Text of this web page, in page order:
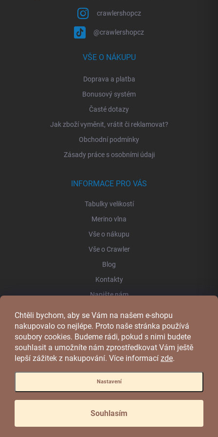
Chtěli bychom, aby se Vám na našem e-shopu
nakupovalo co nejlépe. Proto naše stránka používá
soubory cookies. Budeme rádi, pokud s nimi budete
souhlasit a umožníte nám zprostředkovat Vám ještě
lepší zážitek z nakupování. Více informací zde.
Nastavení
Souhlasím
crawlershopcz
@crawlershopcz
VŠE O NÁKUPU
Doprava a platba
Bonusový systém
Časté dotazy
Jak zboží vyměnit, vrátit či reklamovat?
Obchodní podmínky
Zásady práce s osobními údaji
INFORMACE PRO VÁS
Tabulky velikostí
Merino vlna
Vše o nákupu
Vše o Crawler
Blog
Kontakty
Napište nám
FACEBOOK
Vytvořil Shoptet
CRAWLER. Všechna práva vyhrazena.